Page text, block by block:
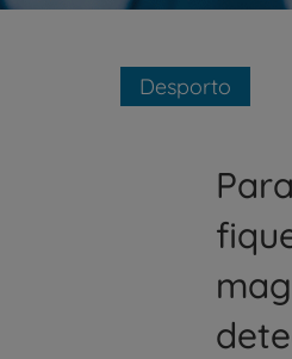
Desporto